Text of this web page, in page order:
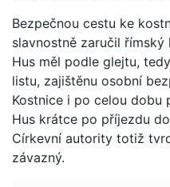
Bezpečnou cestu ke
slavnostně zaručil římský
Hus měl podle glejtu,
listu, zajištěnu osobní
Kostnice i po celou dobu
Hus krátce po příjezdu
Církevní autority totiž
závazný.